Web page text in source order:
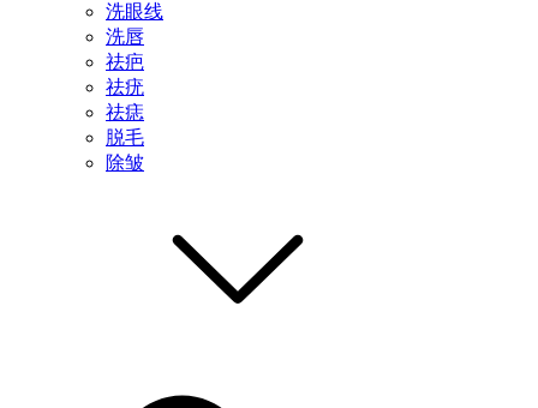
洗眼线
洗唇
祛疤
祛疣
祛痣
脱毛
除皱